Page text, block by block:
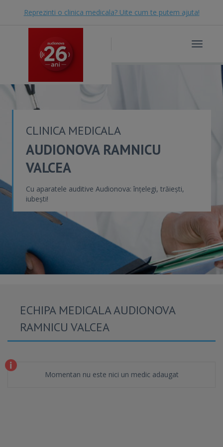
Reprezinti o clinica medicala? Uite cum te putem ajuta!
Toggle
CLINICA MEDICALA
AUDIONOVA RAMNICU
VALCEA
Cu aparatele auditive Audionova: înțelegi, trăiești,
iubești!
ECHIPA MEDICALA AUDIONOVA
RAMNICU VALCEA
Momentan nu este nici un medic adaugat